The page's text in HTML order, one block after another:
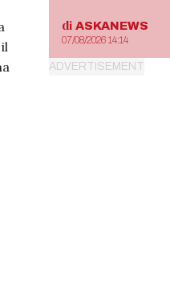
di ASKANEWS
07/08/2026 14:14